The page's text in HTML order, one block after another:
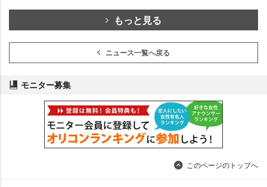
もっと見る
ニュース一覧へ戻る
モニター募集
このページのトップへ